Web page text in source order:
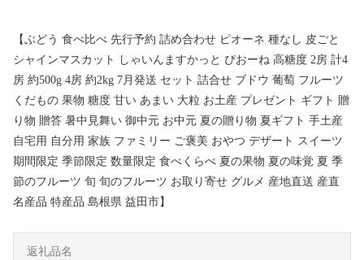
【ぶどう 食べ比べ 先行予約 詰め合わせ ピオーネ 種なし 皮ごと
シャインマスカット しゃいんますかっと ぴおーね 高糖度 2房 計4
房 約500g 4房 約2kg 7月発送 セット 詰合せ ブドウ 葡萄 フルーツ
くだもの 果物 糖度 甘い あまい 大粒 お土産 プレゼント ギフト 贈
り物 贈答 暑中見舞い 御中元 お中元 夏の贈り物 夏ギフト 手土産
自宅用 自分用 家族 ファミリー ご褒美 おやつ デザート スイーツ
期間限定 季節限定 数量限定 食べくらべ 夏の果物 夏の味覚 夏 季
節のフルーツ 旬 旬のフルーツ お取り寄せ グルメ 産地直送 産直
名産品 特産品 島根県 益田市】
返礼品名